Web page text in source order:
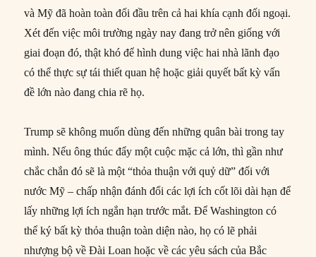
và Mỹ đã hoàn toàn đối đầu trên cả hai khía cạnh đối ngoại.
Xét đến việc môi trường ngày nay đang trở nên giống với
giai đoạn đó, thật khó để hình dung việc hai nhà lãnh đạo
có thể thực sự tái thiết quan hệ hoặc giải quyết bất kỳ vấn
đề lớn nào đang chia rẽ họ.
Trump sẽ không muốn dùng đến những quân bài trong tay
mình. Nếu ông thúc đẩy một cuộc mặc cả lớn, thì gần như
chắc chắn đó sẽ là một “thỏa thuận với quỷ dữ” đối với
nước Mỹ – chấp nhận đánh đổi các lợi ích cốt lõi dài hạn để
lấy những lợi ích ngắn hạn trước mắt. Để Washington có
thể ký bất kỳ thỏa thuận toàn diện nào, họ có lẽ phải
nhượng bộ về Đài Loan hoặc về các yêu sách của Bắc